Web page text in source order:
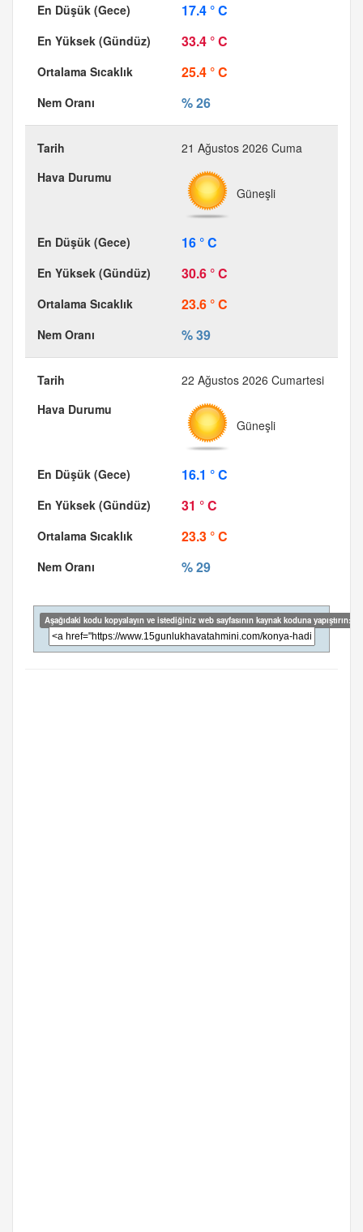
17.4 ° C
33.4 ° C
25.4 ° C
% 26
21 Ağustos 2026 Cuma
Güneşli
16 ° C
30.6 ° C
23.6 ° C
% 39
22 Ağustos 2026 Cumartesi
Güneşli
16.1 ° C
31 ° C
23.3 ° C
% 29
Aşağıdaki kodu kopyalayın ve istediğiniz web sayfasının kaynak koduna yapıştırın: